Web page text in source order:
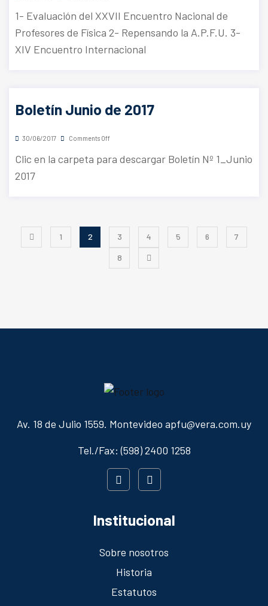
1- Evaluación del XXVII Encuentro Nacional de
Profesores de Física 2- Repensando la A.P.F.U. 3-
XIV Encuentro Internacional
Boletín Junio de 2017
30/06/2017 Comments Off
Clic en la carpeta para descargar Boletín Nº 1_Junio
2017
1 2 3 4 5 6 7
8
Av. 18 de Julio 1559. Montevideo apfu@vera.com.uy
Tel./Fax: (598) 2400 1258
Institucional
Sobre nosotros
Historia
Estatutos